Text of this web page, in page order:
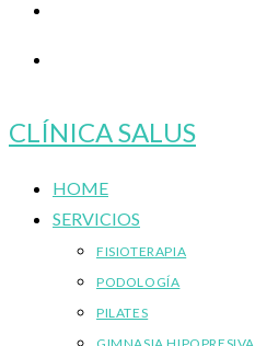
CLÍNICA SALUS
HOME
SERVICIOS
FISIOTERAPIA
PODOLOGÍA
PILATES